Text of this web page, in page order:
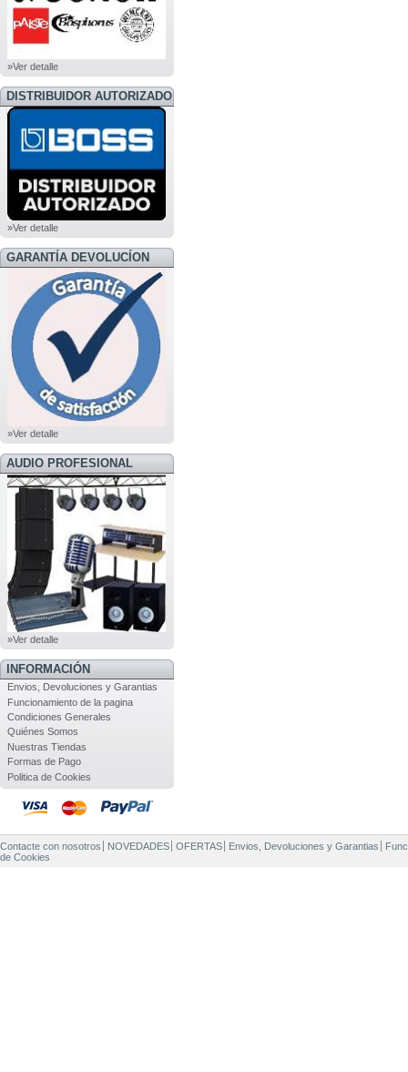
»Ver detalle
DISTRIBUIDOR AUTORIZADO
BOSS
»Ver detalle
GARANTÍA DEVOLUCÍON
»Ver detalle
AUDIO PROFESIONAL
»Ver detalle
INFORMACIÓN
Envios, Devoluciones y Garantias
Funcionamiento de la pagina
Condiciones Generales
Quiénes Somos
Nuestras Tiendas
Formas de Pago
Politica de Cookies
Contacte con nosotros NOVEDADES OFERTAS Envios, Devoluciones y Garantias
de Cookies